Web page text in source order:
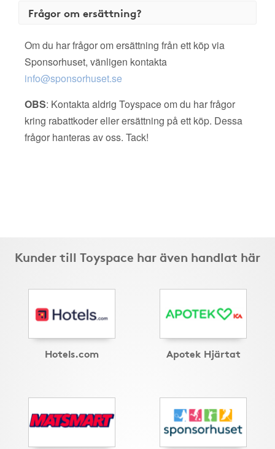
Frågor om ersättning?
Om du har frågor om ersättning från ett köp via
Sponsorhuset, vänligen kontakta
info@sponsorhuset.se
OBS: Kontakta aldrig Toyspace om du har frågor
kring rabattkoder eller ersättning på ett köp. Dessa
frågor hanteras av oss. Tack!
Kunder till Toyspace har även handlat här
Hotels.com Apotek Hjärtat